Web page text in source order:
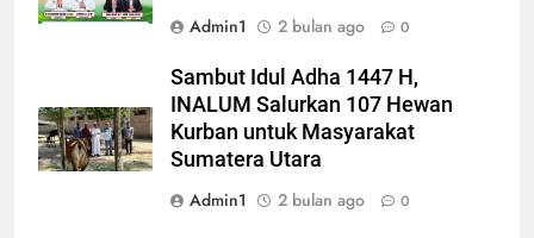
Admin1
2 bulan ago 0
Sambut Idul Adha 1447 H,
INALUM Salurkan 107 Hewan
Kurban untuk Masyarakat
Sumatera Utara
Admin1
2 bulan ago 0